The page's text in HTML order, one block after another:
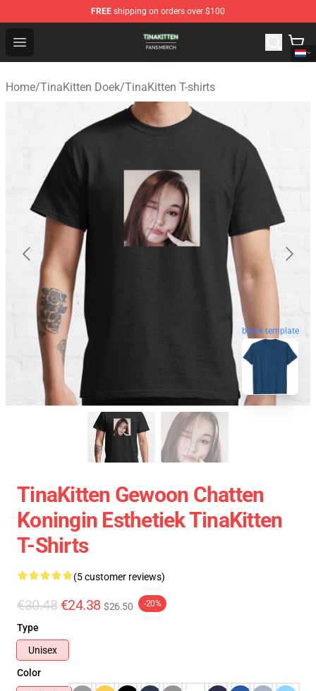
FREE shipping on orders over $100
Open menu
TinaKitten Shop - Official TinaKitten Merchandise Store
Home/TinaKitten Doek/TinaKitten T-shirts
blank template
TinaKitten Gewoon Chatten
Koningin Esthetiek TinaKitten
T-Shirts
(5 customer reviews)
€30.48 €24.38 $26.50 -20%
Type
Unisex
Color